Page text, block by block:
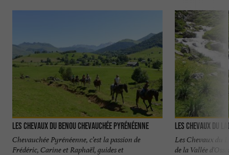
Les chevaux du Benou Chevauchée pyrénéenne
Chevauchée Pyrénéenne, c’est la passion de
Frédéric, Carine et Raphaël, guides et
Les Chevaux du
Les Chevaux du
de la Vallée